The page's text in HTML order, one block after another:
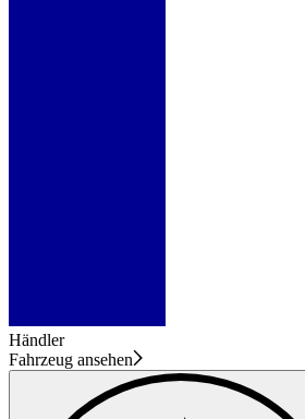
Händler
Fahrzeug ansehen